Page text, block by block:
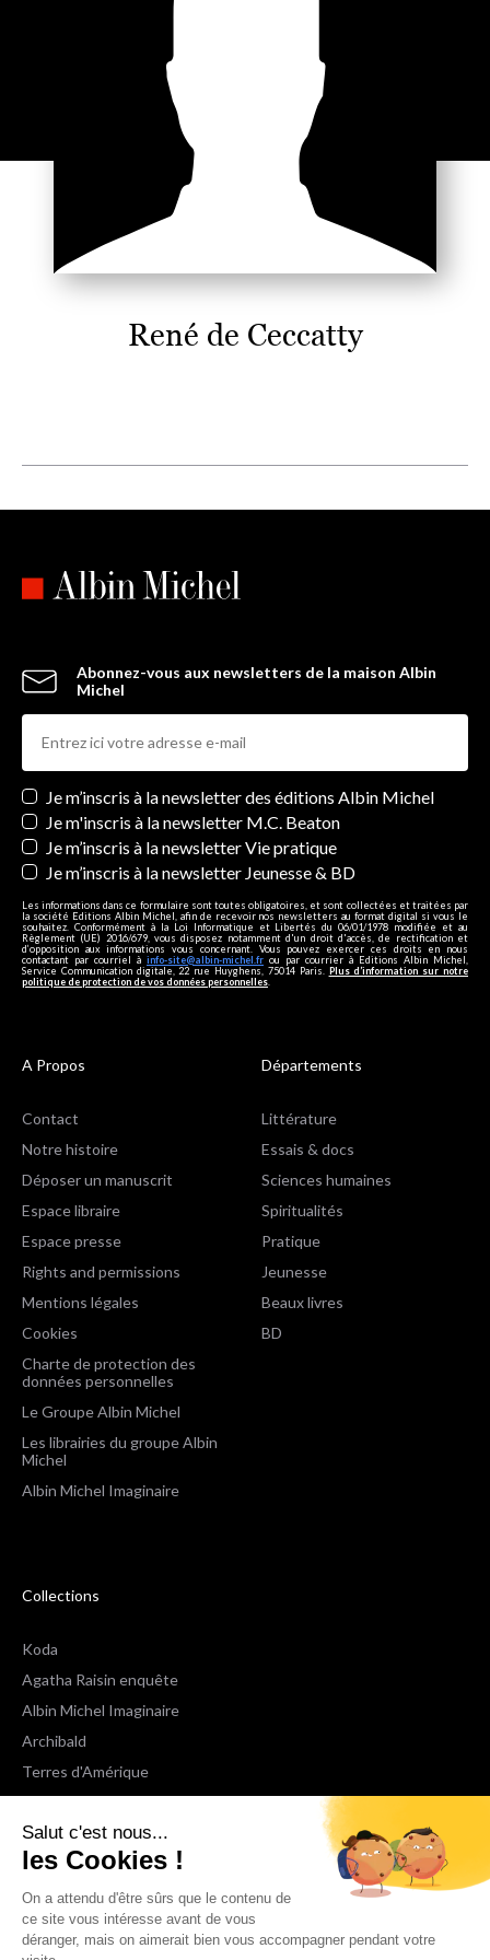
Salut c'est nous...
les Cookies !
On a attendu d'être sûrs que le contenu de
ce site vous intéresse avant de vous
déranger, mais on aimerait bien vous accompagner pendant votre
René de Ceccatty
Abonnez-vous aux newsletters de la maison Albin
Michel
Newsletters
Je m’inscris à la newsletter des éditions Albin Michel
Je m'inscris à la newsletter M.C. Beaton
Je m’inscris à la newsletter Vie pratique
Je m’inscris à la newsletter Jeunesse & BD
Les informations dans ce formulaire sont toutes obligatoires, et sont collectées et traitées par
la société Editions Albin Michel, afin de recevoir nos newsletters au format digital si vous le
souhaitez. Conformément à la Loi Informatique et Libertés du 06/01/1978 modifiée et au
Règlement (UE) 2016/679, vous disposez notamment d'un droit d'accès, de rectification et
d’opposition aux informations vous concernant. Vous pouvez exercer ces droits en nous
contactant par courriel à info-site@albin-michel.fr ou par courrier à Editions Albin Michel,
Service Communication digitale, 22 rue Huyghens, 75014 Paris. Plus d’information sur notre
politique de protection de vos données personnelles
A Propos
Contact
Notre histoire
Déposer un manuscrit
Espace libraire
Espace presse
Rights and permissions
Mentions légales
Cookies
Charte de protection des
données personnelles
Le Groupe Albin Michel
Les librairies du groupe Albin
Michel
Albin Michel Imaginaire
Départements
Littérature
Essais & docs
Sciences humaines
Spiritualités
Pratique
Jeunesse
Beaux livres
BD
Collections
Koda
Agatha Raisin enquête
Albin Michel Imaginaire
Archibald
Terres d'Amérique
Espaces Libres Poche
NOX
Wiz
Voir toutes les collections
Nous suivre